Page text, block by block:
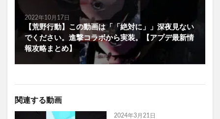
2022年10月17日
【荒野行動】この動画は「「絶対に」」深夜見ない
でください。進撃コラボから実装。【アプデ最新情
報攻略まとめ】
関連する動画
2024年3月21日